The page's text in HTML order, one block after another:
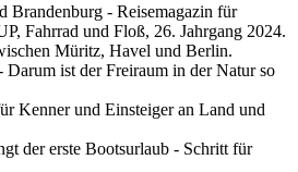
Brandenburg - Reisemagazin für
Fahrrad und Floß, 26. Jahrgang 2024.
Müritz, Havel und Berlin.
ist der Freiraum in der Natur so
Kenner und Einsteiger an Land und
der erste Bootsurlaub - Schritt für